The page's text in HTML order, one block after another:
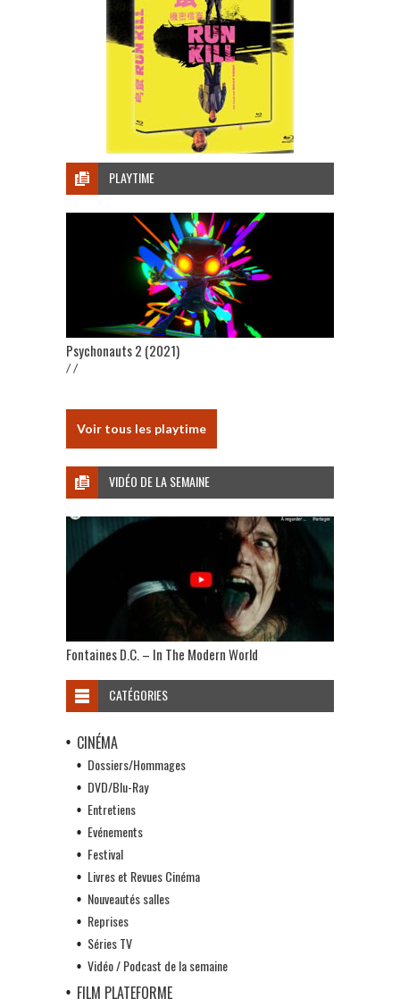
PLAYTIME
Psychonauts 2 (2021)
/ /
Voir tous les playtime
VIDÉO DE LA SEMAINE
Fontaines D.C. – In The Modern World
CATÉGORIES
CINÉMA
Dossiers/Hommages
DVD/Blu-Ray
Entretiens
Evénements
Festival
Livres et Revues Cinéma
Nouveautés salles
Reprises
Séries TV
Vidéo / Podcast de la semaine
FILM PLATEFORME